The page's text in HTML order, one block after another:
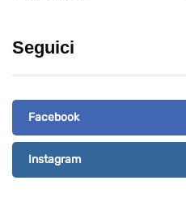
Seguici
Facebook
Instagram